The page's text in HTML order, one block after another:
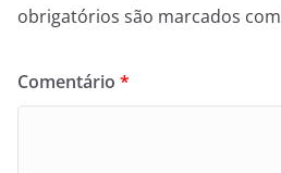
obrigatórios são marcados com
Comentário *